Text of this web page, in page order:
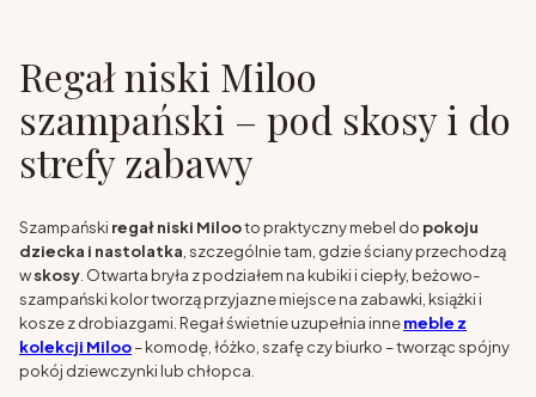
Regał niski Miloo
szampański – pod skosy i do
strefy zabawy
Szampański regał niski Milooto praktyczny mebel do pokoju
dziecka i nastolatka, szczególnie tam, gdzie ściany przechodzą
wskosy. Otwarta bryła z podziałem na kubiki i ciepły, beżowo-
szampański kolor tworzą przyjazne miejsce na zabawki, książki i
kosze z drobiazgami. Regał świetnie uzupełnia innemeble z
kolekcji Miloo– komodę, łóżko, szafę czy biurko – tworząc spójny
pokój dziewczynki lub chłopca.